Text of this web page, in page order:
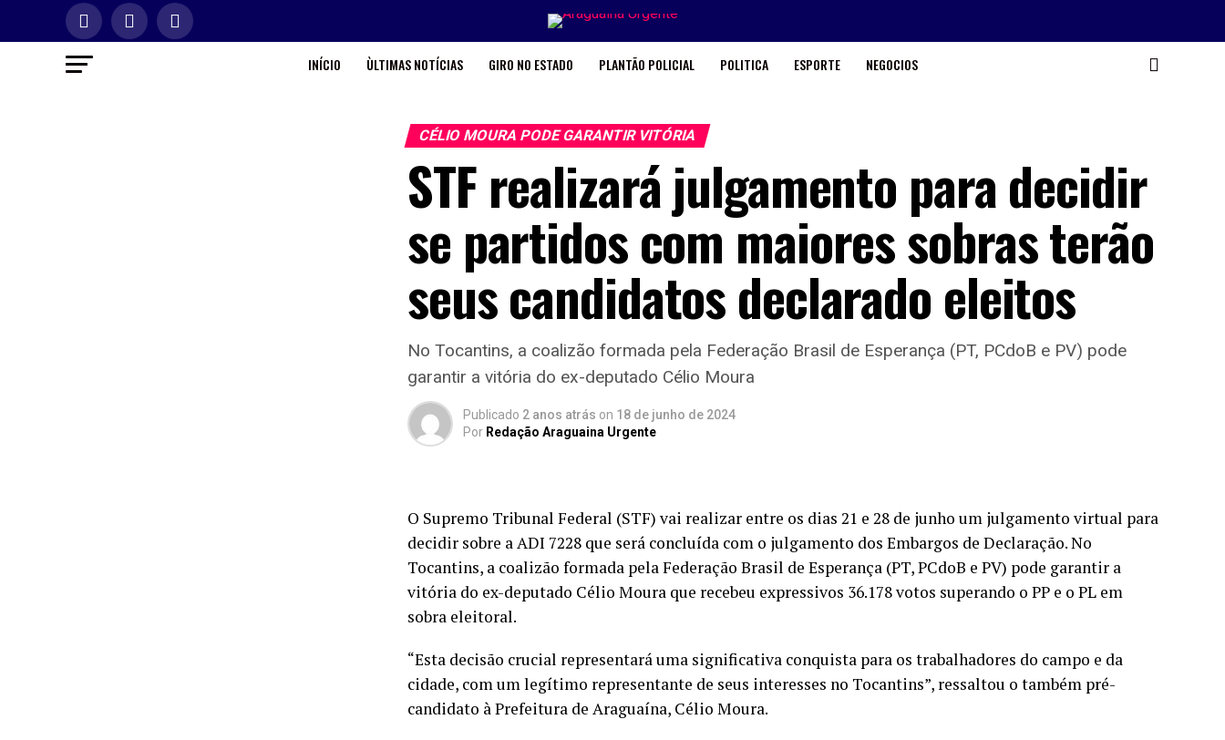
INÍCIO ÙLTIMAS NOTÍCIAS GIRO NO ESTADO PLANTÃO POLICIAL POLITICA ESPORTE NEGOCIOS
CÉLIO MOURA PODE GARANTIR VITÓRIA
STF realizará julgamento para decidir
se partidos com maiores sobras terão
seus candidatos declarado eleitos
No Tocantins, a coalizão formada pela Federação Brasil de Esperança (PT, PCdoB e PV) pode
garantir a vitória do ex-deputado Célio Moura
Publicado 2 anos atrás on 18 de junho de 2024
Por Redação Araguaina Urgente
O Supremo Tribunal Federal (STF) vai realizar entre os dias 21 e 28 de junho um julgamento virtual para
decidir sobre a ADI 7228 que será concluída com o julgamento dos Embargos de Declaração. No
Tocantins, a coalizão formada pela Federação Brasil de Esperança (PT, PCdoB e PV) pode garantir a
vitória do ex-deputado Célio Moura que recebeu expressivos 36.178 votos superando o PP e o PL em
sobra eleitoral.
“Esta decisão crucial representará uma significativa conquista para os trabalhadores do campo e da
cidade, com um legítimo representante de seus interesses no Tocantins”, ressaltou o também pré-
candidato à Prefeitura de Araguaína, Célio Moura.